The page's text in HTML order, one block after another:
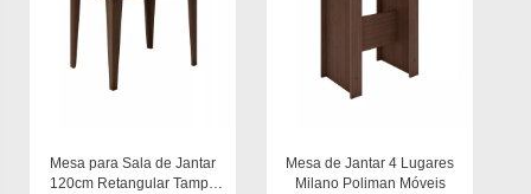
Mesa para Sala de Jantar
120cm Retangular Tampo
Mesa de Jantar 4 Lugares
Milano Poliman Móveis